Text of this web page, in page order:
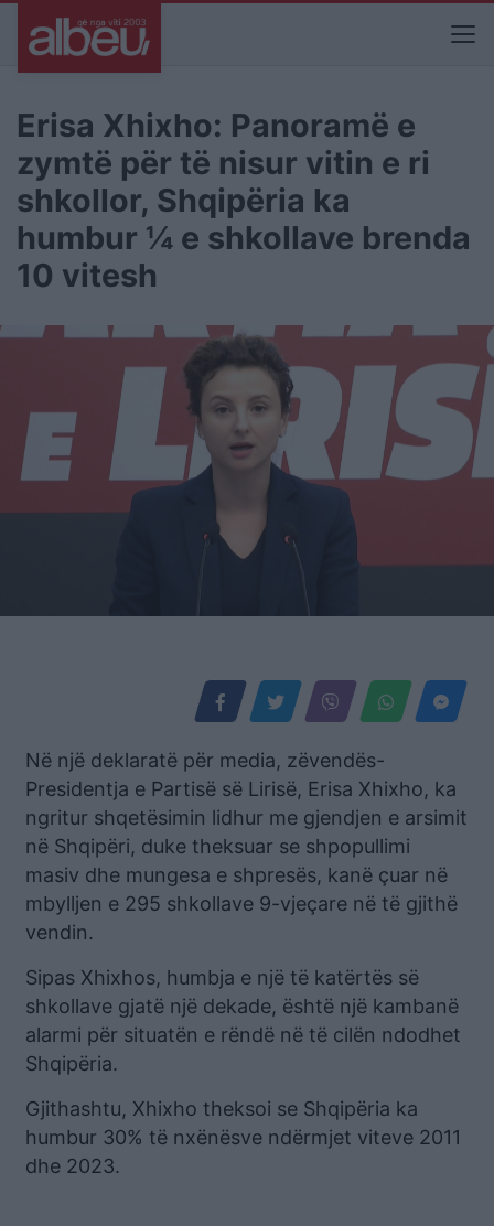
Erisa Xhixho: Panoramë e
zymtë për të nisur vitin e ri
shkollor, Shqipëria ka
humbur ¼ e shkollave brenda
10 vitesh
Në një deklaratë për media, zëvendës-
Presidentja e Partisë së Lirisë, Erisa Xhixho, ka
ngritur shqetësimin lidhur me gjendjen e arsimit
në Shqipëri, duke theksuar se shpopullimi
masiv dhe mungesa e shpresës, kanë çuar në
mbylljen e 295 shkollave 9-vjeçare në të gjithë
vendin.
Sipas Xhixhos, humbja e një të katërtës së
shkollave gjatë një dekade, është një kambanë
alarmi për situatën e rëndë në të cilën ndodhet
Shqipëria.
Gjithashtu, Xhixho theksoi se Shqipëria ka
humbur 30% të nxënësve ndërmjet viteve 2011
dhe 2023.